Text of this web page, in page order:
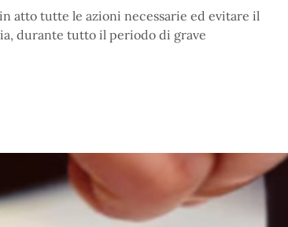
atto tutte le azioni necessarie ed evitare il
durante tutto il periodo di grave